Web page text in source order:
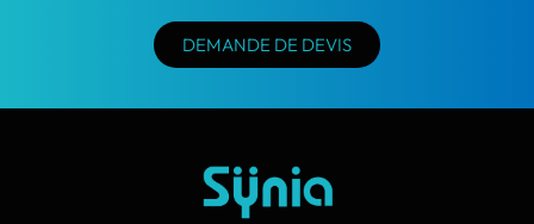
DEMANDE DE DEVIS